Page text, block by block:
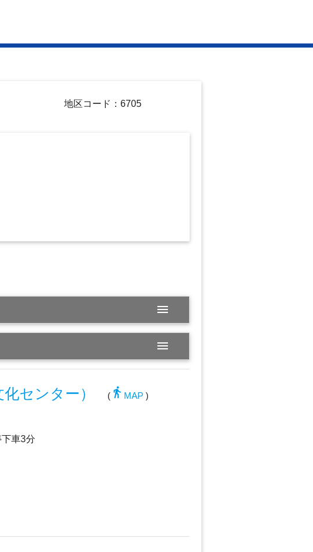
地区コード：6705
menu
menu
センター） ( directions_walk MAP )
車3分